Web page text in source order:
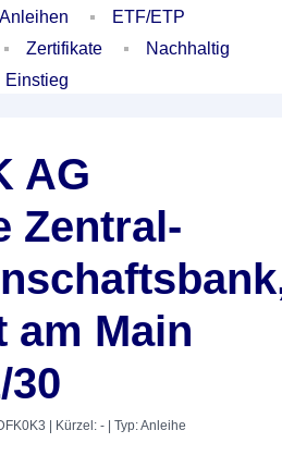
Anleihen
ETF/ETP
Zertifikate
Nachhaltig
Einstieg
AG
Zentral-
am Main
30
| Kürzel: - | Typ: Anleihe